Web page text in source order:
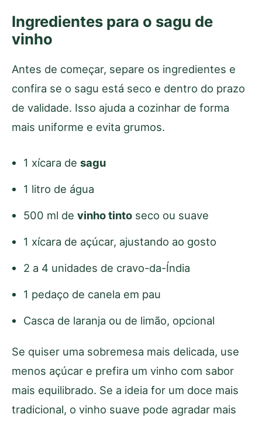
Ingredientes para o sagu de
vinho
Antes de começar, separe os ingredientes e
confira se o sagu está seco e dentro do prazo
de validade. Isso ajuda a cozinhar de forma
mais uniforme e evita grumos.
1 xícara de sagu
1 litro de água
500 ml de vinho tinto seco ou suave
1 xícara de açúcar, ajustando ao gosto
2 a 4 unidades de cravo-da-Índia
1 pedaço de canela em pau
Casca de laranja ou de limão, opcional
Se quiser uma sobremesa mais delicada, use
menos açúcar e prefira um vinho com sabor
mais equilibrado. Se a ideia for um doce mais
tradicional, o vinho suave pode agradar mais